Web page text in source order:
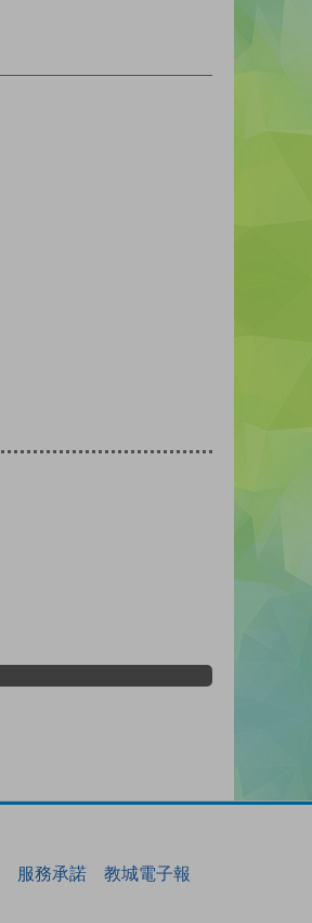
服務承諾 教城電子報